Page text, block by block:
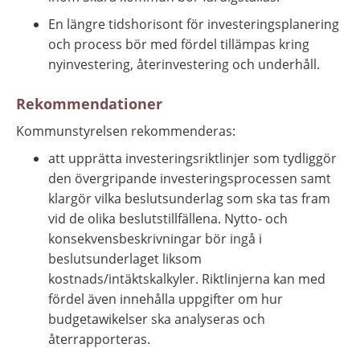
En längre tidshorisont för investeringsplanering
och process bör med fördel tillämpas kring
nyinvestering, återinvestering och underhåll.
Rekommendationer
Kommunstyrelsen rekommenderas:
att upprätta investeringsriktlinjer som tydliggör
den övergripande investeringsprocessen samt
klargör vilka beslutsunderlag som ska tas fram
vid de olika beslutstillfällena. Nytto- och
konsekvensbeskrivningar bör ingå i
beslutsunderlaget liksom
kostnads/intäktskalkyler. Riktlinjerna kan med
fördel även innehålla uppgifter om hur
budgetawikelser ska analyseras och
återrapporteras.